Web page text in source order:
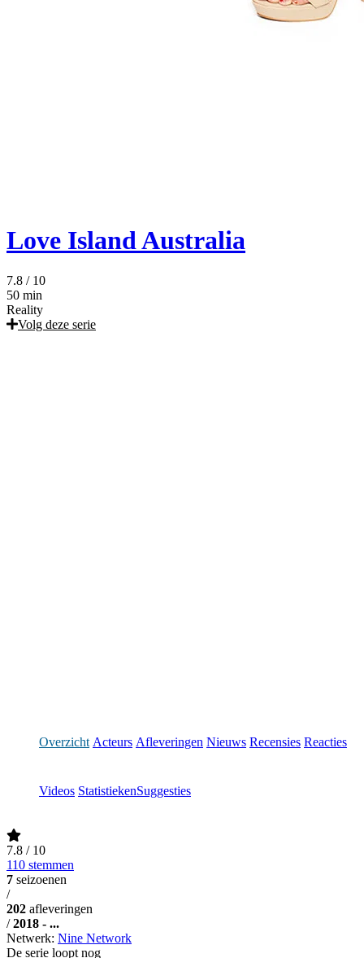
Love Island Australia
7.8 / 10
50 min
Reality
Volg deze serie
Overzicht Acteurs Afleveringen Nieuws Recensies Reacties
Videos StatistiekenSuggesties
7.8 / 10
110 stemmen
7 seizoenen
/
202 afleveringen
/ 2018 - ...
Netwerk: Nine Network
De serie loopt nog